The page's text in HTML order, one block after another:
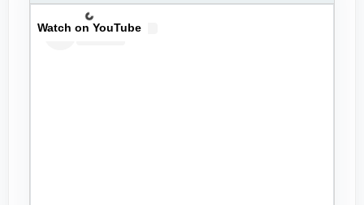
Watch on YouTube